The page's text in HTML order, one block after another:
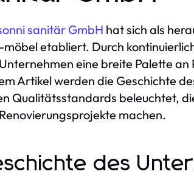
sanitär GmbH hat sich als
möbel etabliert. Durch
eine breite Palette an
Artikel werden die Geschichte
Qualitätsstandards beleuchtet,
machen.
des